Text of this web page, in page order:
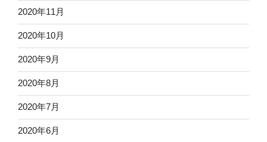
2020年11月
2020年10月
2020年9月
2020年8月
2020年7月
2020年6月